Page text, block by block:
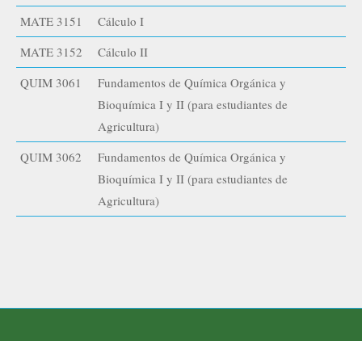
MATE 3151
Cálculo I
MATE 3152
Cálculo II
QUIM 3061
Fundamentos de Química Orgánica y
Bioquímica I y II (para estudiantes de
Agricultura)
QUIM 3062
Fundamentos de Química Orgánica y
Bioquímica I y II (para estudiantes de
Agricultura)